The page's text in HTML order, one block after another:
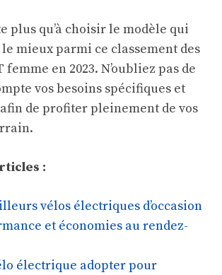
plus qu’à choisir le modèle qui
mieux parmi ce classement des
en 2023. N’oubliez pas de
vos besoins spécifiques et
de profiter pleinement de vos
:
vélos électriques d’occasion
et économies au rendez-
électrique adopter pour